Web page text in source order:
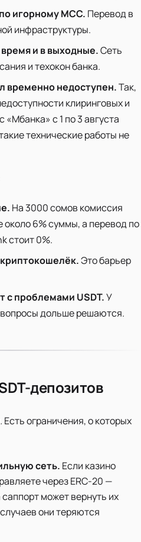
игорному MCC. Перевод в
инфраструктуры.
и в выходные.Сеть
и техокон банка.
временно недоступен.Так,
клиринговых и
с 1 по 3 августа
технические работы не
На 3000 сомов комиссия
около 6% суммы, а перевод по
стоит 0%.
Это барьер
с проблемами USDT.У
вопросы дольше решаются.
депозитов
ограничения, о которых
сеть. Если казино
через ERC-20 —
может вернуть их
они теряются